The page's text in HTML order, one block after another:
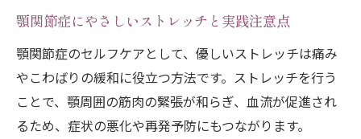
顎関節症にやさしいストレッチと実践注意点
顎関節症のセルフケアとして、優しいストレッチは痛み
やこわばりの緩和に役立つ方法です。ストレッチを行う
ことで、顎周囲の筋肉の緊張が和らぎ、血流が促進され
るため、症状の悪化や再発予防にもつながります。